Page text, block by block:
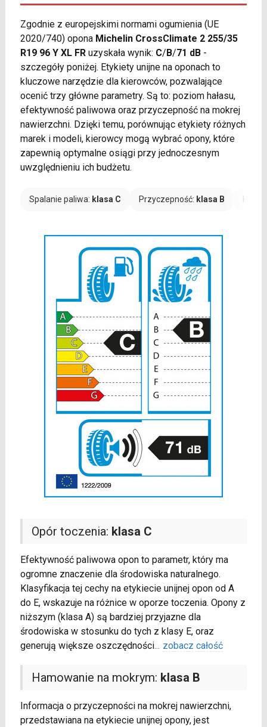
Zgodnie z europejskimi normami ogumienia (UE
2020/740) opona Michelin CrossClimate 2 255/35
R19 96 Y XL FRuzyskała wynik: C/B/71 dB-
szczegóły poniżej. Etykiety unijne na oponach to
kluczowe narzędzie dla kierowców, pozwalające
ocenić trzy główne parametry. Są to: poziom hałasu,
efektywność paliwowa oraz przyczepność na mokrej
nawierzchni. Dzięki temu, porównując etykiety różnych
marek i modeli, kierowcy mogą wybrać opony, które
zapewnią optymalne osiągi przy jednoczesnym
uwzględnieniu ich budżetu.
Spalanie paliwa: klasa C Przyczepność: klasa B
Opór toczenia: klasa C
Efektywność paliwowa opon to parametr, który ma
ogromne znaczenie dla środowiska naturalnego.
Klasyfikacja tej cechy na etykiecie unijnej opon od A
do E, wskazuje na różnice w oporze toczenia. Opony z
niższym (klasa A) są bardziej przyjazne dla
środowiska w stosunku do tych z klasy E, oraz
generują większe oszczędności... zobacz całość
Hamowanie na mokrym: klasa B
Informacja o przyczepności na mokrej nawierzchni,
przedstawiana na etykiecie unijnej opony, jest